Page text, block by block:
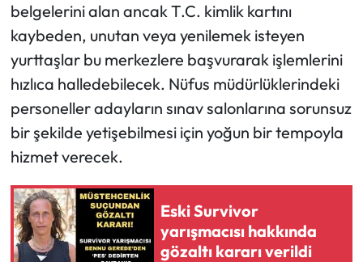
belgelerini alan ancak T.C. kimlik kartını
kaybeden, unutan veya yenilemek isteyen
yurttaşlar bu merkezlere başvurarak işlemlerini
hızlıca halledebilecek. Nüfus müdürlüklerindeki
personeller adayların sınav salonlarına sorunsuz
bir şekilde yetişebilmesi için yoğun bir tempoyla
hizmet verecek.
Eski Survivor
yarışmacısı hakkında
gözaltı kararı verildi